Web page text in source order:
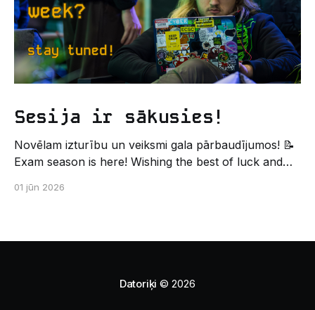
Sesija ir sākusies!
Novēlam izturību un veiksmi gala pārbaudījumos! 📝
Exam season is here! Wishing the best of luck and
pašpārvaldes komunikācijas virziens
01 jūn 2026
Datoriķi © 2026